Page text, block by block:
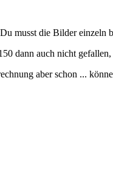
musst die Bilder einzeln
dann auch nicht
aber schon ...